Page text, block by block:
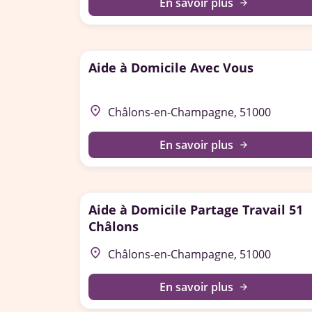
arrow_forward
Aide à Domicile Avec Vous
place Châlons-en-Champagne, 51000
En savoir plus arrow_forward
Aide à Domicile Partage Travail 51
Châlons
place Châlons-en-Champagne, 51000
En savoir plus arrow_forward